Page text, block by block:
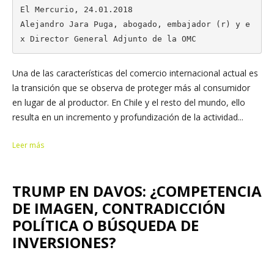
El Mercurio, 24.01.2018
Alejandro Jara Puga, abogado, embajador (r) y e
x Director General Adjunto de la OMC
Una de las características del comercio internacional actual es
la transición que se observa de proteger más al consumidor
en lugar de al productor. En Chile y el resto del mundo, ello
resulta en un incremento y profundización de la actividad...
Leer más
TRUMP EN DAVOS: ¿COMPETENCIA
DE IMAGEN, CONTRADICCIÓN
POLÍTICA O BÚSQUEDA DE
INVERSIONES?